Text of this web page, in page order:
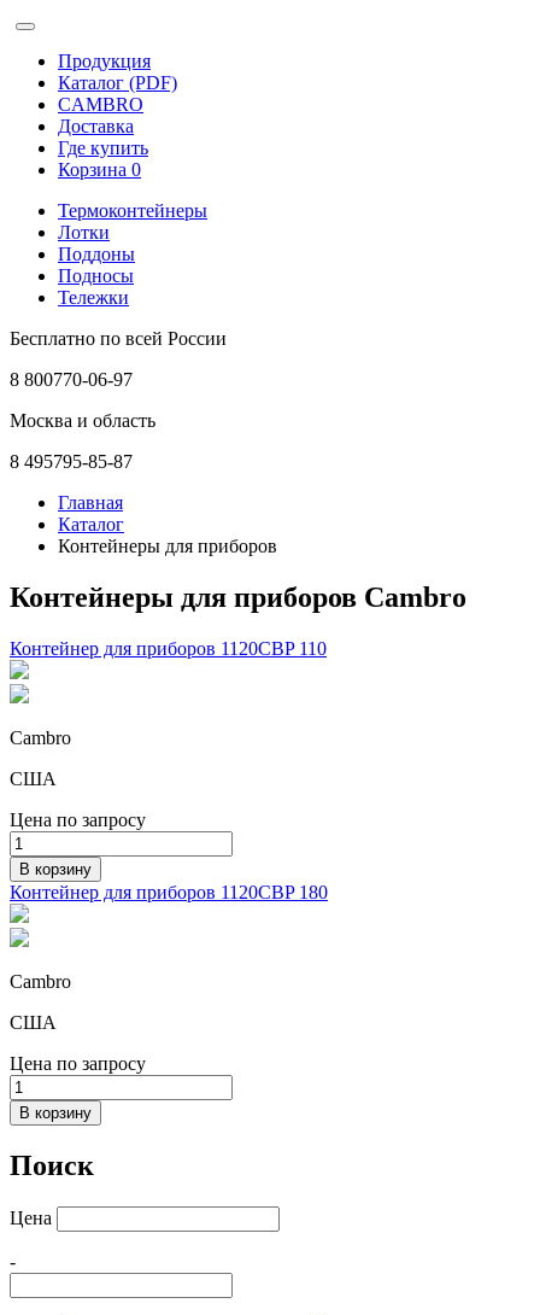
Продукция
Каталог (PDF)
CAMBRO
Доставка
Где купить
Корзина 0
Термоконтейнеры
Лотки
Поддоны
Подносы
Тележки
Бесплатно по всей России
8 800770-06-97
Москва и область
8 495795-85-87
Главная
Каталог
Контейнеры для приборов
Контейнеры для приборов Cambro
Контейнер для приборов 1120CBP 110
Cambro
США
Цена по запросу
В корзину
Контейнер для приборов 1120CBP 180
Cambro
США
Цена по запросу
В корзину
Поиск
Цена
-